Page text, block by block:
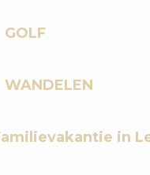
GOLF
WANDELEN
in